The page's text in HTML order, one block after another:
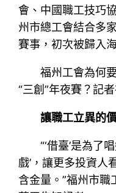
會、中國職工技巧
州市總工會結合多
賽事，初次被歸入
福州工會為何
“三創”年夜賽？記
讓職工立異的
“‘借臺’是為了
戲’，讓更多投資人
含金量。”福州市